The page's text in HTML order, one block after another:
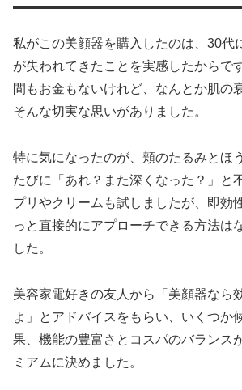
私がこの美顔器を購入したのは、30代
が失われてきたことを実感したからで
間もお金もないけれど、なんとか肌の
そんな切実な思いがありました。
特に気になったのが、頬のたるみとほ
たびに「あれ？また深くなった？」と
プリやクリームも試しましたが、即効
っと直接的にアプローチできる方法は
した。
美容家電好きの友人から「美顔器なら
よ」とアドバイスをもらい、いくつか
果、機能の豊富さとコスパのバランス
ミアムに決めました。